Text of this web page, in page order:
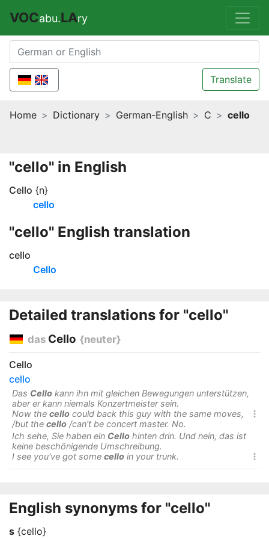
VOCabu.LAry
Translate
Home Dictionary German-English C cello
"cello" in English
Cello {n}
cello
"cello" English translation
cello
Cello
Detailed translations for "cello"
das Cello {neuter}
Cello
cello
Das Cello kann ihn mit gleichen Bewegungen unterstützen,
aber er kann niemals Konzertmeister sein.

Now the cello could back this guy with the same moves,
/but the cello /can't be concert master. No.
Ich sehe, Sie haben ein Cello hinten drin. Und nein, das ist
keine beschönigende Umschreibung.

I see you've got some cello in your trunk.
English synonyms for "cello"
s {cello}